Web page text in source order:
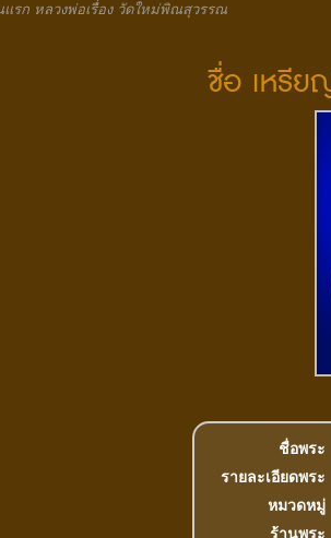
แรก หลวงพ่อเรื่อง วัดใหม่พิณสุวรรณ
ชื่อ เหรีย
ชื่อพระ
รายละเอียดพระ
หมวดหมู่
ร้านพระ